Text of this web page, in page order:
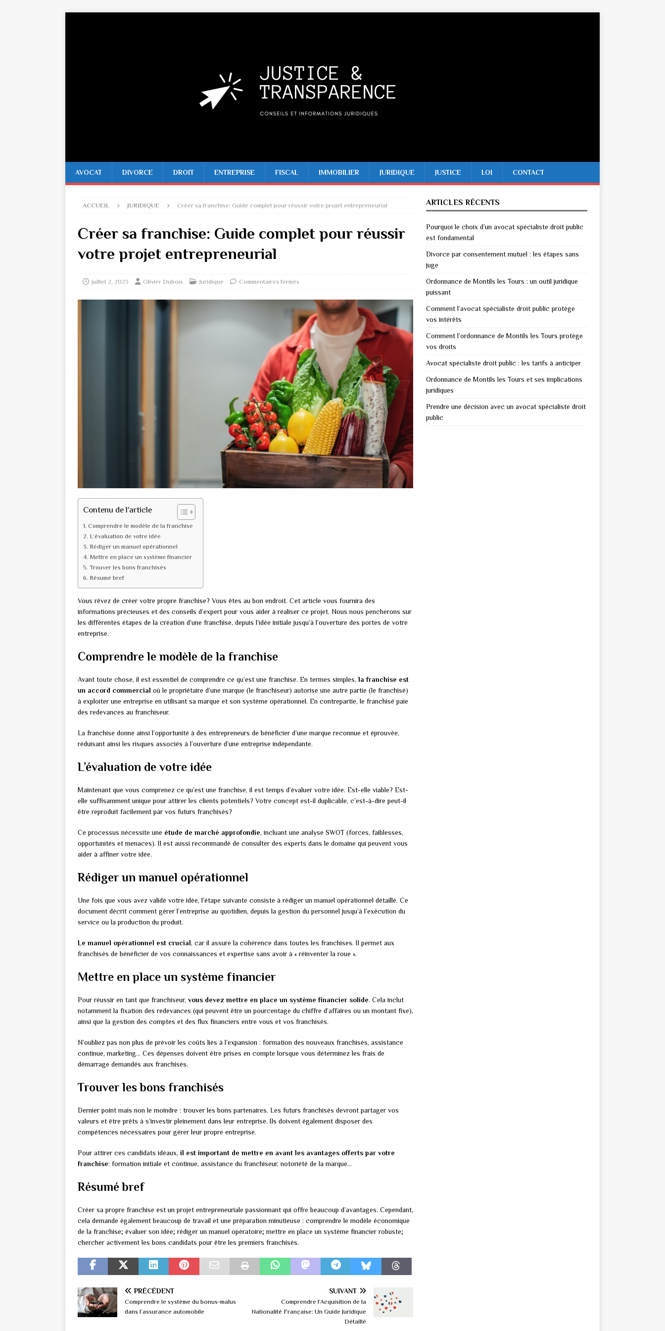
AVOCAT DIVORCE DROIT ENTREPRISE FISCAL IMMOBILIER JURIDIQUE JUSTICE LOI CONTACT
ACCUEIL JURIDIQUE Créer sa franchise: Guide complet pour réussir votre projet entrepreneurial
Créer sa franchise: Guide complet pour réussir
votre projet entrepreneurial
juillet 2, 2023 Olivier Dubois Juridique Commentaires fermés
Contenu de l'article
Comprendre le modèle de la franchise
L’évaluation de votre idée
Rédiger un manuel opérationnel
Mettre en place un système financier
Trouver les bons franchisés
Résumé bref
Vous rêvez de créer votre propre franchise? Vous êtes au bon endroit. Cet article vous fournira des
informations précieuses et des conseils d’expert pour vous aider à réaliser ce projet. Nous nous pencherons sur
les différentes étapes de la création d’une franchise, depuis l’idée initiale jusqu’à l’ouverture des portes de votre
entreprise.
Comprendre le modèle de la franchise
Avant toute chose, il est essentiel de comprendre ce qu’est une franchise. En termes simples, la franchise est
un accord commercial où le propriétaire d’une marque (le franchiseur) autorise une autre partie (le franchisé)
à exploiter une entreprise en utilisant sa marque et son système opérationnel. En contrepartie, le franchisé paie
des redevances au franchiseur.
La franchise donne ainsi l’opportunité à des entrepreneurs de bénéficier d’une marque reconnue et éprouvée,
réduisant ainsi les risques associés à l’ouverture d’une entreprise indépendante.
L’évaluation de votre idée
Maintenant que vous comprenez ce qu’est une franchise, il est temps d’évaluer votre idée. Est-elle viable? Est-
elle suffisamment unique pour attirer les clients potentiels? Votre concept est-il duplicable, c’est-à-dire peut-il
être reproduit facilement par vos futurs franchisés?
Ce processus nécessite une étude de marché approfondie, incluant une analyse SWOT (forces, faiblesses,
opportunités et menaces). Il est aussi recommandé de consulter des experts dans le domaine qui peuvent vous
aider à affiner votre idée.
Rédiger un manuel opérationnel
Une fois que vous avez validé votre idée, l’étape suivante consiste à rédiger un manuel opérationnel détaillé. Ce
document décrit comment gérer l’entreprise au quotidien, depuis la gestion du personnel jusqu’à l’exécution du
service ou la production du produit.
Le manuel opérationnel est crucial, car il assure la cohérence dans toutes les franchises. Il permet aux
franchisés de bénéficier de vos connaissances et expertise sans avoir à « réinventer la roue ».
Mettre en place un système financier
Pour réussir en tant que franchiseur, vous devez mettre en place un système financier solide. Cela inclut
notamment la fixation des redevances (qui peuvent être un pourcentage du chiffre d’affaires ou un montant fixe),
ainsi que la gestion des comptes et des flux financiers entre vous et vos franchisés.
N’oubliez pas non plus de prévoir les coûts liés à l’expansion : formation des nouveaux franchisés, assistance
continue, marketing… Ces dépenses doivent être prises en compte lorsque vous déterminez les frais de
démarrage demandés aux franchisés.
Trouver les bons franchisés
Dernier point mais non le moindre : trouver les bons partenaires. Les futurs franchisés devront partager vos
valeurs et être prêts à s’investir pleinement dans leur entreprise. Ils doivent également disposer des
compétences nécessaires pour gérer leur propre entreprise.
Pour attirer ces candidats idéaux, il est important de mettre en avant les avantages offerts par votre
franchise: formation initiale et continue, assistance du franchiseur, notoriété de la marque…
Résumé bref
Créer sa propre franchise est un projet entrepreneuriale passionnant qui offre beaucoup d’avantages. Cependant,
cela demande également beaucoup de travail et une préparation minutieuse : comprendre le modèle économique
de la franchise; évaluer son idée; rédiger un manuel opératoire; mettre en place un système financier robuste;
chercher activement les bons candidats pour être les premiers franchisés.
PRÉCÉDENT
Comprendre le système du bonus-malus
dans l’assurance automobile
SUIVANT
Comprendre l’Acquisition de la
Nationalité Française: Un Guide Juridique
Détaillé
ARTICLES RÉCENTS
Pourquoi le choix d’un avocat spécialiste droit public
est fondamental
Divorce par consentement mutuel : les étapes sans
juge
Ordonnance de Montils les Tours : un outil juridique
puissant
Comment l’avocat spécialiste droit public protège
vos intérêts
Comment l’ordonnance de Montils les Tours protège
vos droits
Avocat spécialiste droit public : les tarifs à anticiper
Ordonnance de Montils les Tours et ses implications
juridiques
Prendre une décision avec un avocat spécialiste droit
public